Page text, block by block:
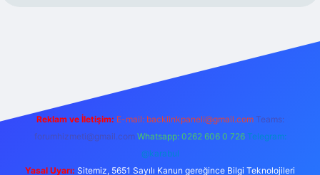
Reklam ve İletişim: E-mail: backlinkpaneli@gmail.com Teams:
forumhizmeti@gmail.com Whatsapp: 0262 606 0 726 Telegram:
@karabul
Yasal Uyarı: Sitemiz, 5651 Sayılı Kanun gereğince Bilgi Teknolojileri